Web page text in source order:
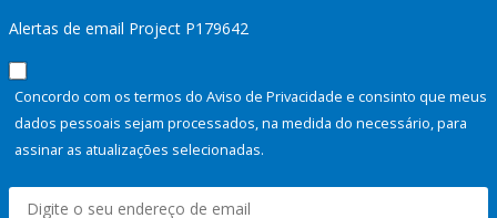
Alertas de email Project P179642
Concordo com os termos do Aviso de Privacidade e consinto que meus
dados pessoais sejam processados, na medida do necessário, para
assinar as atualizações selecionadas.